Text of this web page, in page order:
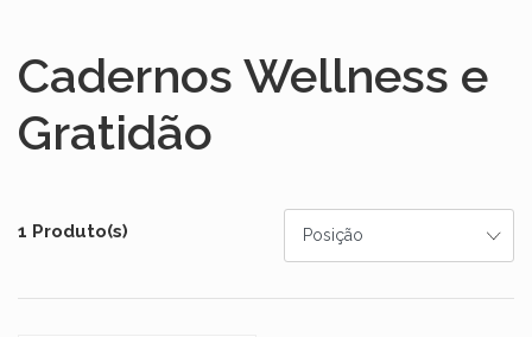
Cadernos Wellness e
Gratidão
1 Produto(s)